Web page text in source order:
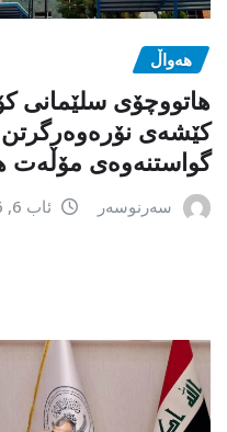
هەواڵ
هاتووچۆی سلێمانی
کێشەی نۆرەوەرگرتن
گواستنەوەی مۆڵەت
سەرنوسەر ئاب 6, 2026